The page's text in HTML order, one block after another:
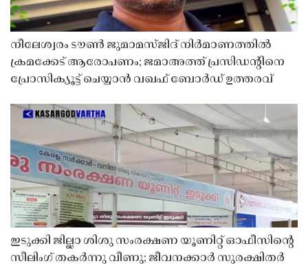
നീലേശ്വരം ടൗൺ ജുമാമസ്ജിദ് നിർമാണത്തിൽ
ക്രമക്കേട് ആരോപണം; ജമാഅത്ത് പ്രസിഡന്റിനെ
പ്രോസിക്യൂട്ട് ചെയ്യാൻ വഖഫ് ബോർഡ് ഉത്തരവ്
ഇടുക്കി ജില്ലാ ശിശു സംരക്ഷണ യൂണിറ്റ് ഓഫീസിൻ്റെ
സീലിംഗ് തകർന്നു വീണു; ജീവനക്കാർ സുരക്ഷിതർ